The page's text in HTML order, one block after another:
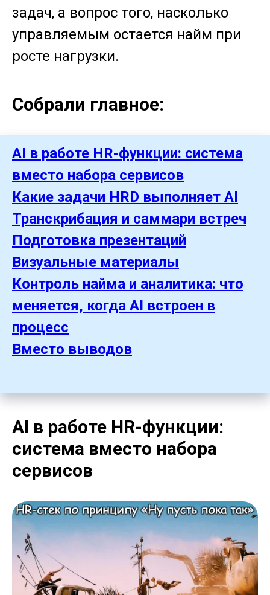
задач, а вопрос того, насколько
управляемым остается найм при
росте нагрузки.
Собрали главное:
AI в работе HR-функции: система
вместо набора сервисов
Какие задачи HRD выполняет AI
Транскрибация и саммари встреч
Подготовка презентаций
Визуальные материалы
Контроль найма и аналитика: что
меняется, когда AI встроен в
процесс
Вместо выводов
AI в работе HR-функции:
система вместо набора
сервисов